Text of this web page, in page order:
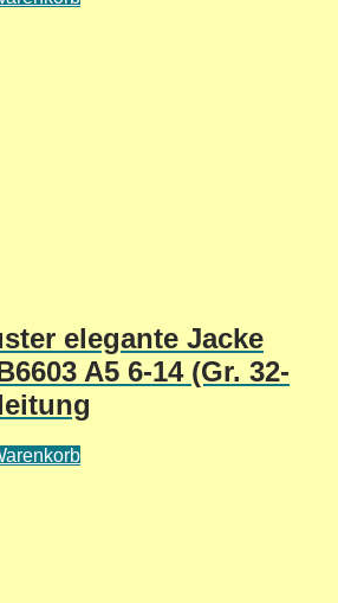
elegante Jacke
A5 6-14 (Gr. 32-